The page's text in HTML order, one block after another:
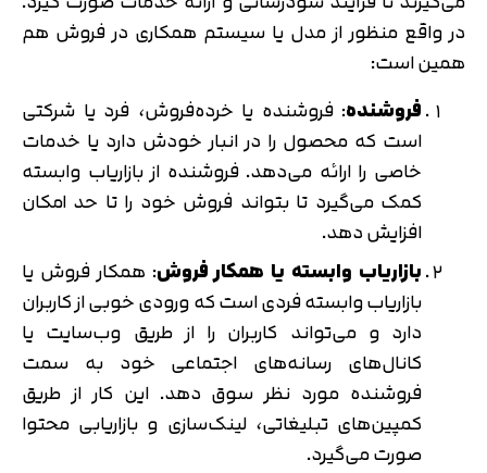
در واقع منظور از مدل یا سیستم همکاری در فروش هم
همین است:
فروشنده: فروشنده یا خرده‌فروش، فرد یا شرکتی
است که محصول را در انبار خودش دارد یا خدمات
خاصی را ارائه می‌دهد. فروشنده از بازاریاب وابسته
کمک می‌گیرد تا بتواند فروش خود را تا حد امکان
افزایش دهد.
بازاریاب وابسته یا همکار فروش: همکار فروش یا
بازاریاب وابسته فردی است که ورودی خوبی از کاربران
دارد و می‌تواند کاربران را از طریق وب‌سایت یا
کانال‌های رسانه‌های اجتماعی خود به سمت
فروشنده مورد نظر سوق دهد. این کار از طریق
کمپین‌های تبلیغاتی، لینک‌سازی و بازاریابی محتوا
صورت می‌گیرد.